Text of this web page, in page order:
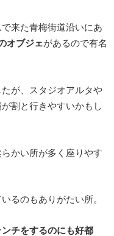
来た青梅街道沿いにあ
オブジェがあるので有名
が、スタジオアルタや
割と行きやすいかもし
かい所が多く座りやす
るのもありがたい所。
ンチをするのにも好都